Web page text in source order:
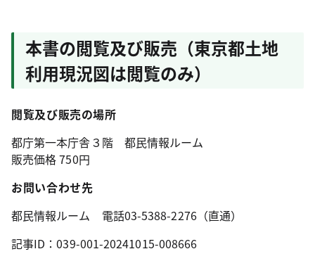
本書の閲覧及び販売（東京都土地
利用現況図は閲覧のみ）
閲覧及び販売の場所
都庁第一本庁舎３階 都民情報ルーム
販売価格 750円
お問い合わせ先
都民情報ルーム 電話03-5388-2276（直通）
記事ID：039-001-20241015-008666